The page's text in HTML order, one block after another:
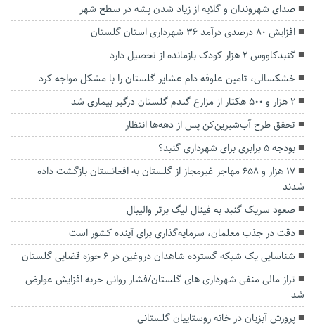
صدای شهروندان و گلایه از زیاد شدن پشه در سطح شهر
افزایش ۸۰ درصدی درآمد ۳۶ شهرداری استان گلستان
گنبدکاووس ۲ هزار کودک بازمانده از تحصیل دارد
خشکسالی، تامین علوفه دام عشایر گلستان را با مشکل مواجه کرد
۲ هزار و ۵۰۰ هکتار از مزارع گندم گلستان درگیر بیماری شد
تحقق طرح آب‌شیرین‌کن پس از دهه‌ها انتظار
بودجه ۵ برابری برای شهرداری گنبد؟
۱۷ هزار و ۶۵۸ مهاجر غیرمجاز از گلستان به افغانستان بازگشت داده
شدند
صعود سریک گنبد به فینال لیگ برتر والیبال
دقت در جذب معلمان، سرمایه‌گذاری برای آینده کشور است
شناسایی یک شبکه گسترده شاهدان دروغین در ۶ حوزه قضایی گلستان
تراز مالی منفی شهرداری های گلستان/فشار روانی حربه افزایش عوارض
شد
پرورش آبزیان در خانه روستاییان گلستانی